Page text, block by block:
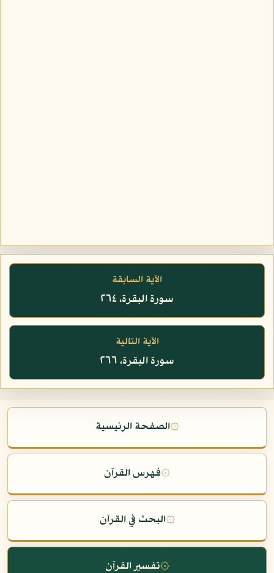
الآية السابقة
سورة البقرة، ٢٦٤
الآية التالية
سورة البقرة، ٢٦٦
۞الصفحة الرئيسية
۞فهرس القرآن
۞البحث في القرآن
۞تفسير القرآن